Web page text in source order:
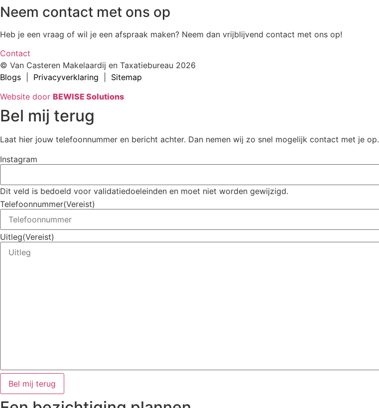
Neem contact met ons op
Heb je een vraag of wil je een afspraak maken? Neem dan vrijblijvend contact met ons op!
Contact
© Van Casteren Makelaardij en Taxatiebureau 2026
Blogs
Privacyverklaring
Sitemap
Website door BEWISE Solutions
Bel mij terug
Laat hier jouw telefoonnummer en bericht achter. Dan nemen wij zo snel mogelijk contact met je op.
Instagram
Dit veld is bedoeld voor validatiedoeleinden en moet niet worden gewijzigd.
Telefoonnummer(Vereist)
Uitleg(Vereist)